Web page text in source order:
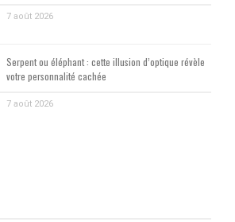
7 août 2026
Serpent ou éléphant : cette illusion d’optique révèle
votre personnalité cachée
7 août 2026